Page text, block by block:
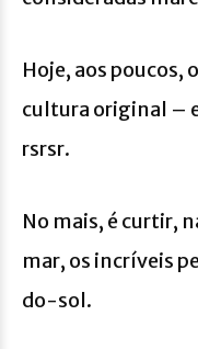
Hoje, aos poucos,
cultura original –
rsrsr.
No mais, é curtir,
mar, os incríveis
do-sol.